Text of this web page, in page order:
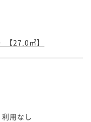
【27.0㎡】
利用なし